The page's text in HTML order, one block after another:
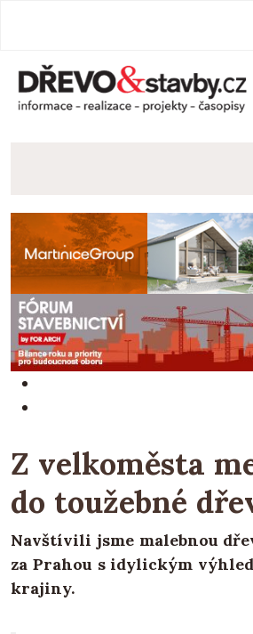
Z velkoměsta
do toužebné
Navštívili jsme malebnou
za Prahou s idylickým
krajiny.